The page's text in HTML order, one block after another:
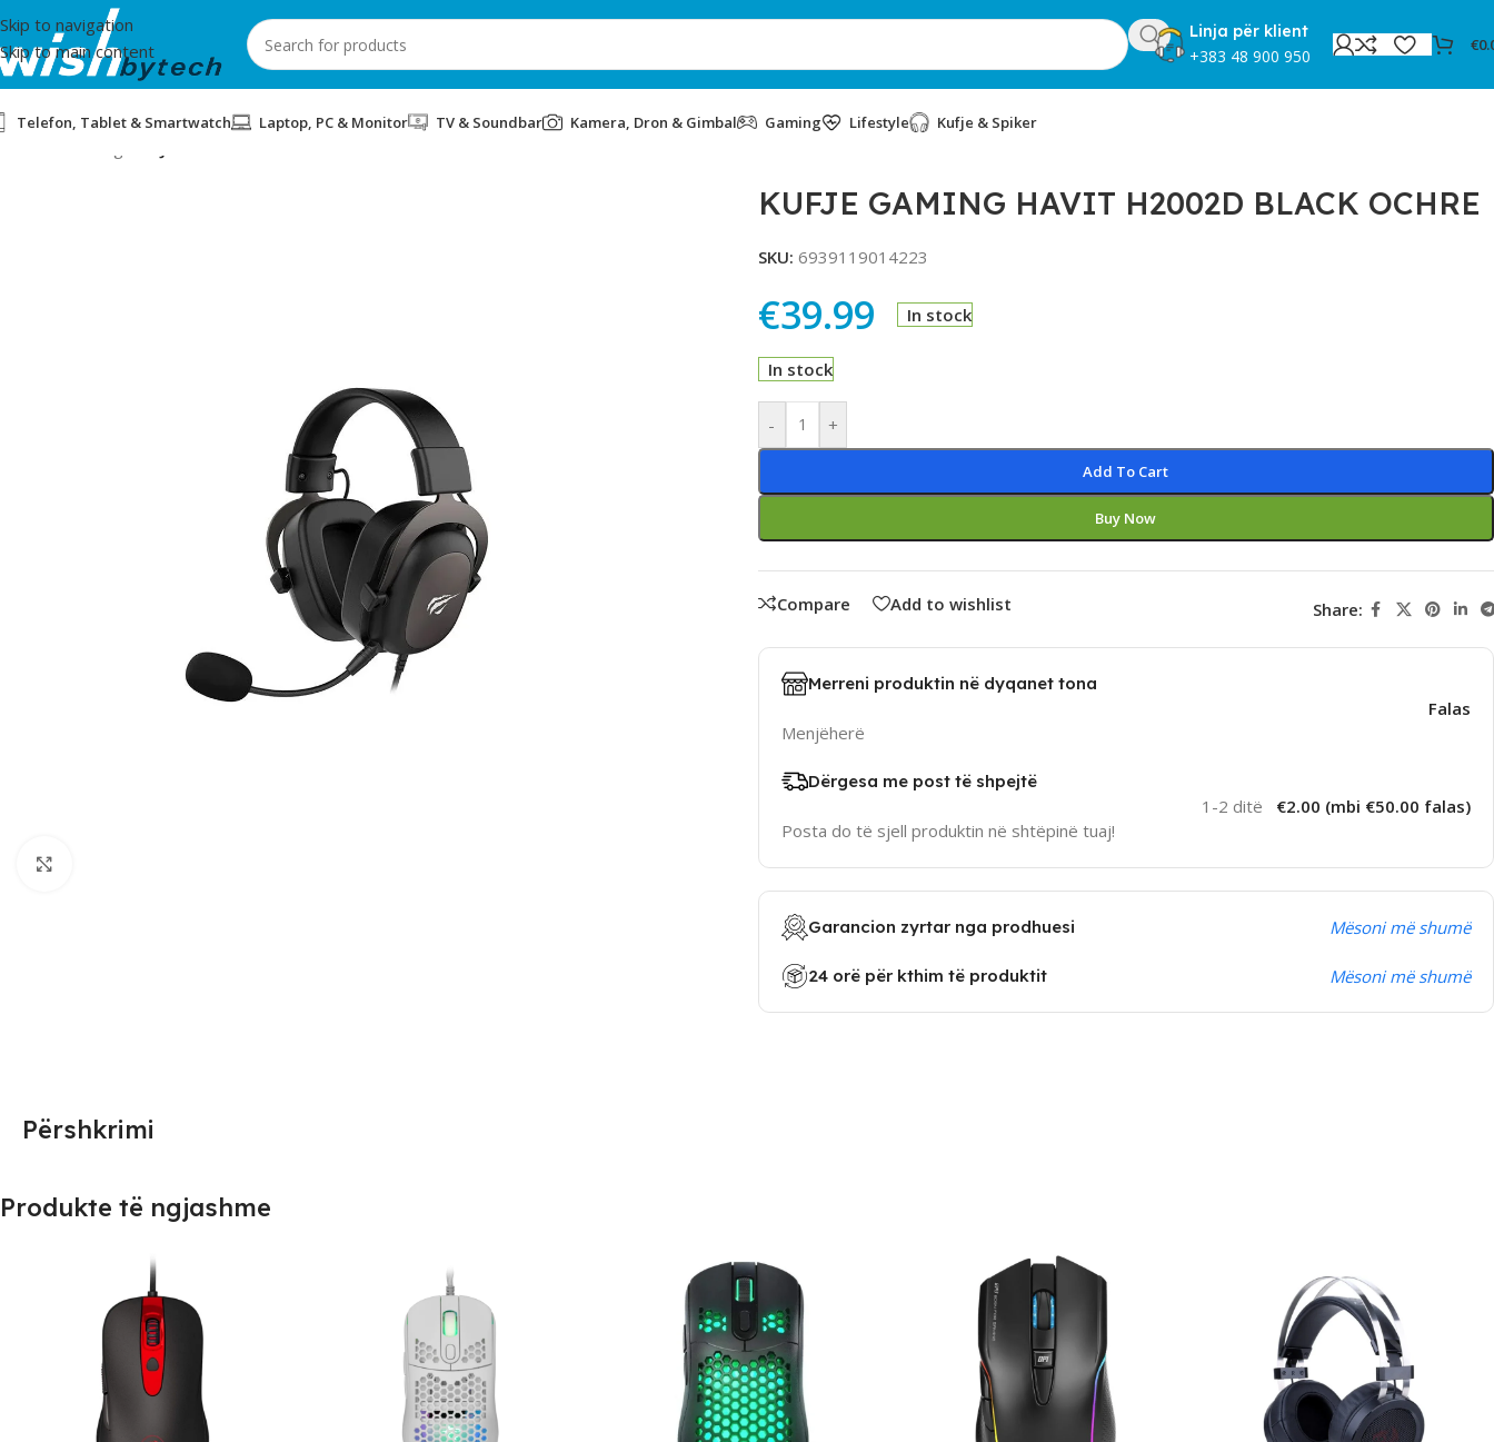
Skip to navigation
Skip to main content
Linja për klient
+383 48 900 950
€
Telefon, Tablet & Smartwatch Laptop, PC & Monitor TV & Soundbar Kamera, Dron & Gimbal Gaming Lifestyle Kufje & Spiker
KUFJE GAMING HAVIT H2002D BLACK OCHRE
SKU: 6939119014223
€39.99 In stock
In stock
- +
Add To Cart
Buy Now
Alternative:
Compare Add to wishlist Share:
Merreni produktin në dyqanet tona
Menjëherë
Falas
Dërgesa me post të shpejtë
Posta do të sjell produktin në shtëpinë tuaj!
1-2 ditë €2.00 (mbi €50.00 falas)
Garancion zyrtar nga prodhuesi Mësoni më shumë
24 orë për kthim të produktit Mësoni më shumë
Përshkrimi
Produkte të ngjashme